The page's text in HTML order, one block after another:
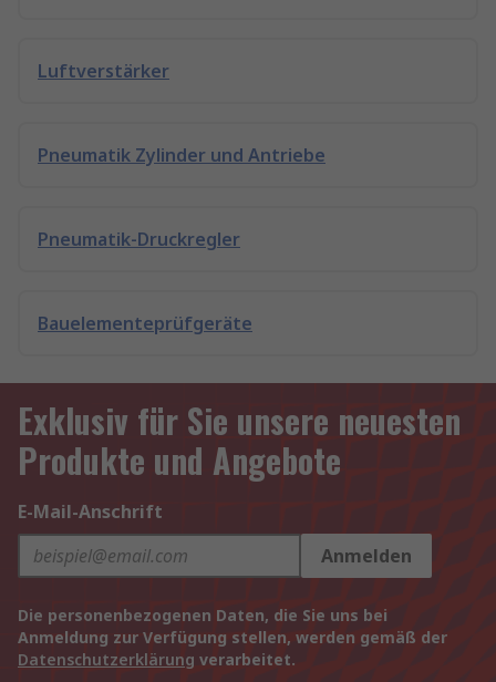
Luftverstärker
Pneumatik Zylinder und Antriebe
Pneumatik-Druckregler
Bauelementeprüfgeräte
Exklusiv für Sie unsere neuesten
Produkte und Angebote
E-Mail-Anschrift
Anmelden
Die personenbezogenen Daten, die Sie uns bei
Anmeldung zur Verfügung stellen, werden gemäß der
Datenschutzerklärung verarbeitet.